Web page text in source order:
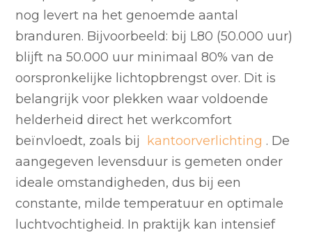
nog levert na het genoemde aantal
branduren. Bijvoorbeeld: bij L80 (50.000 uur)
blijft na 50.000 uur minimaal 80% van de
oorspronkelijke lichtopbrengst over. Dit is
belangrijk voor plekken waar voldoende
helderheid direct het werkcomfort
beïnvloedt, zoals bij
kantoorverlichting . De
aangegeven levensduur is gemeten onder
ideale omstandigheden, dus bij een
constante, milde temperatuur en optimale
luchtvochtigheid. In praktijk kan intensief